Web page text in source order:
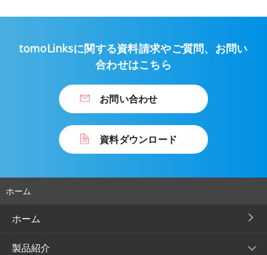
tomoLinksに関する資料請求やご質問、 お問い
合わせはこちら
お問い合わせ
資料ダウンロード
ホーム
ホーム
製品紹介